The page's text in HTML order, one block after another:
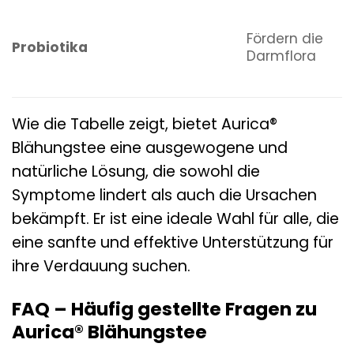
Probiotika
Fördern die
Darmflora
Wie die Tabelle zeigt, bietet Aurica®
Blähungstee eine ausgewogene und
natürliche Lösung, die sowohl die
Symptome lindert als auch die Ursachen
bekämpft. Er ist eine ideale Wahl für alle, die
eine sanfte und effektive Unterstützung für
ihre Verdauung suchen.
FAQ – Häufig gestellte Fragen zu
Aurica® Blähungstee